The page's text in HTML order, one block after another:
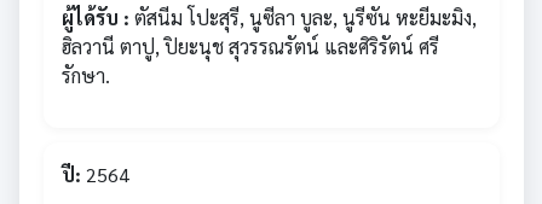
ผู้ได้รับ : ตัสนีม โปะสุรี, นูซีลา บูละ, นูรีซัน หะยีมะมิง,
ฮิลวานี ตาปู, ปิยะนุช สุวรรณรัตน์ และศิริรัตน์ ศรี
รักษา.
ปี: 2564